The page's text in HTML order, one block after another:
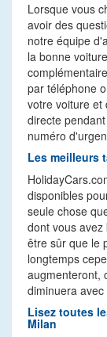
Lorsque vous
avoir des
notre équipe
la bonne
par téléphone
votre voiture et
directe
numéro
Les meilleurs
disponibles
seule chose
dont vous
être sûr que le
longtemps
augmenteront,
diminuera avec
Lisez toutes
Milan